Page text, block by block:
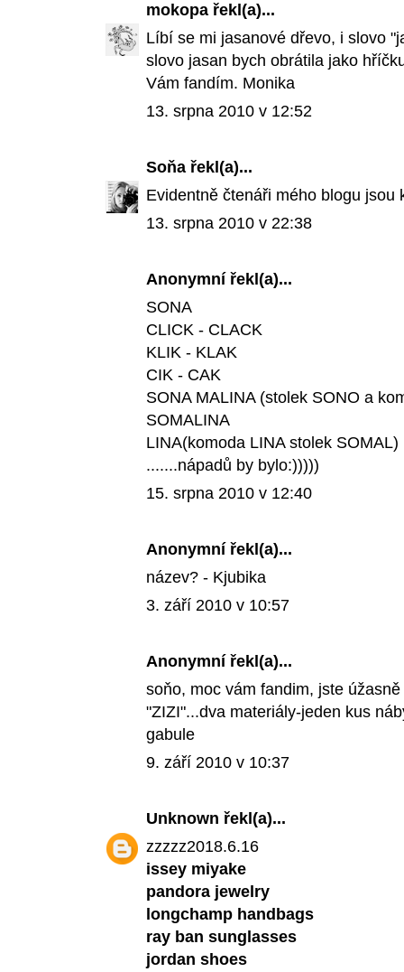
mokopa řekl(a)...
Líbí se mi jasanové dřevo, i slovo
slovo jasan bych obrátila jako
Vám fandím. Monika
13. srpna 2010 v 12:52
Soňa řekl(a)...
Evidentně čtenáři mého blogu jsou
13. srpna 2010 v 22:38
Anonymní řekl(a)...
SONA
CLICK - CLACK
KLIK - KLAK
CIK - CAK
SONA MALINA (stolek SONO a
SOMALINA
LINA(komoda LINA stolek SOMAL)
.......nápadů by bylo:)))))
15. srpna 2010 v 12:40
Anonymní řekl(a)...
název? - Kjubika
3. září 2010 v 10:57
Anonymní řekl(a)...
soňo, moc vám fandim, jste
"ZIZI"...dva materiály-jeden kus
gabule
9. září 2010 v 10:37
Unknown řekl(a)...
zzzzz2018.6.16
issey miyake
pandora jewelry
longchamp handbags
ray ban sunglasses
jordan shoes